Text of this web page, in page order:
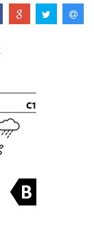
C1